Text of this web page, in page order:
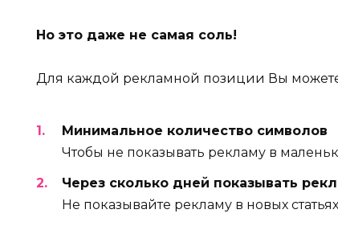
Но это даже не самая соль!
Для каждой рекламной позиции Вы можете
Минимальное количество символов
Чтобы не показывать рекламу в
Через сколько дней показывать
Не показывайте рекламу в новых